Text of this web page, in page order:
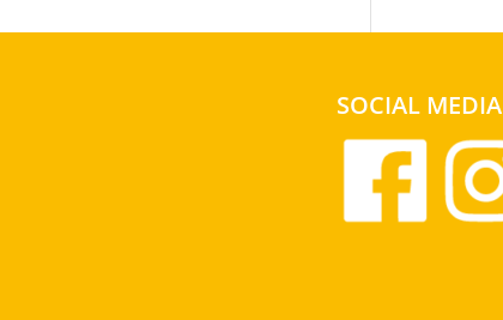
SOCIAL MEDIA